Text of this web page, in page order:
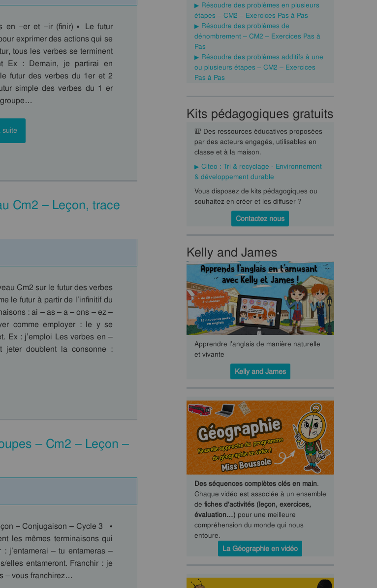
en –er et –ir (finir) ▪ Le futur
exprimer des actions qui se
tous les verbes se terminent
Ex : Demain, je partirai en
futur des verbes du 1er et 2
simple des verbes du 1 er
groupe…
suite
Cm2 – Leçon, trace
Cm2 sur le futur des verbes
le futur à partir de l’infinitif du
: ai – as – a – ons – ez –
comme employer : le y se
Ex : j’emploi Les verbes en –
jeter doublent la consonne :
– Cm2 – Leçon –
– Conjugaison – Cycle 3 •
les mêmes terminaisons qui
j’entamerai – tu entameras –
elles entameront. Franchir : je
– vous franchirez…
Résoudre des problèmes en plusieurs
étapes – CM2 – Exercices Pas à Pas
Résoudre des problèmes de
dénombrement – CM2 – Exercices Pas à
Pas
Résoudre des problèmes additifs à une
ou plusieurs étapes – CM2 – Exercices
Pas à Pas
Kits pédagogiques gratuits
🎒 Des ressources éducatives proposées
par des acteurs engagés, utilisables en
classe et à la maison.
Citeo : Tri & recyclage - Environnement
& développement durable
Vous disposez de kits pédagogiques ou
souhaitez en créer et les diffuser ?
Contactez nous
Kelly and James
Apprendre l’anglais de manière naturelle
et vivante
Kelly and James
Des séquences complètes clés en main.
Chaque vidéo est associée à un ensemble
de fiches d'activités (leçon, exercices,
évaluation…) pour une meilleure
compréhension du monde qui nous
entoure.
La Géographie en vidéo